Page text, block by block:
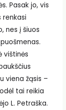
Pasak jo, vis
renkasi
nes į šiuos
vištinės
viena žąsis –
tai reikia
L. Petraška.